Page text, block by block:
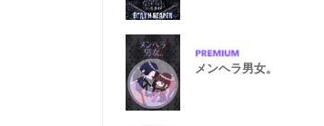
メンヘラ男女。